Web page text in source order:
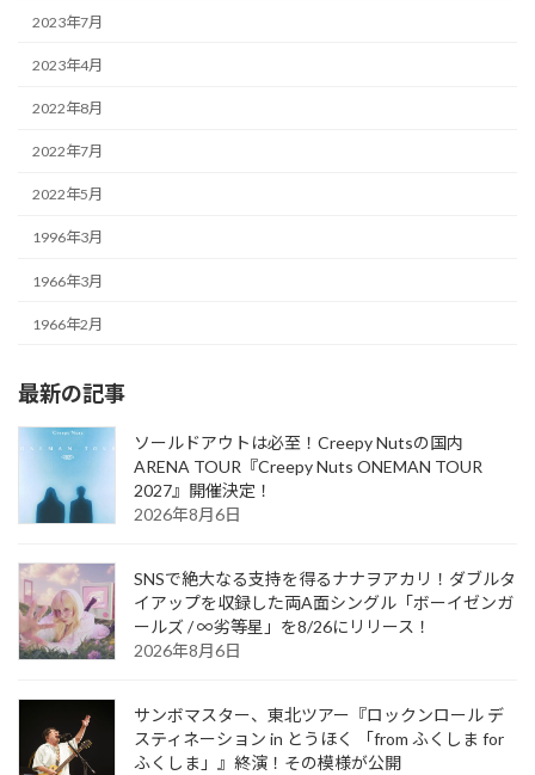
2023年7月
2023年4月
2022年8月
2022年7月
2022年5月
1996年3月
1966年3月
1966年2月
最新の記事
ソールドアウトは必至！Creepy Nutsの国内
ARENA TOUR『Creepy Nuts ONEMAN TOUR
2027』開催決定！
2026年8月6日
SNSで絶大なる支持を得るナナヲアカリ！ダブルタ
イアップを収録した両A面シングル「ボーイゼンガ
ールズ / ∞劣等星」を8/26にリリース！
2026年8月6日
サンボマスター、東北ツアー『ロックンロール デ
スティネーション in とうほく 「from ふくしま for
ふくしま」』終演！その模様が公開